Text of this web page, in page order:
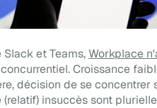
et Teams,Workplace
Croissance
décision de se concentrer
insuccès sont